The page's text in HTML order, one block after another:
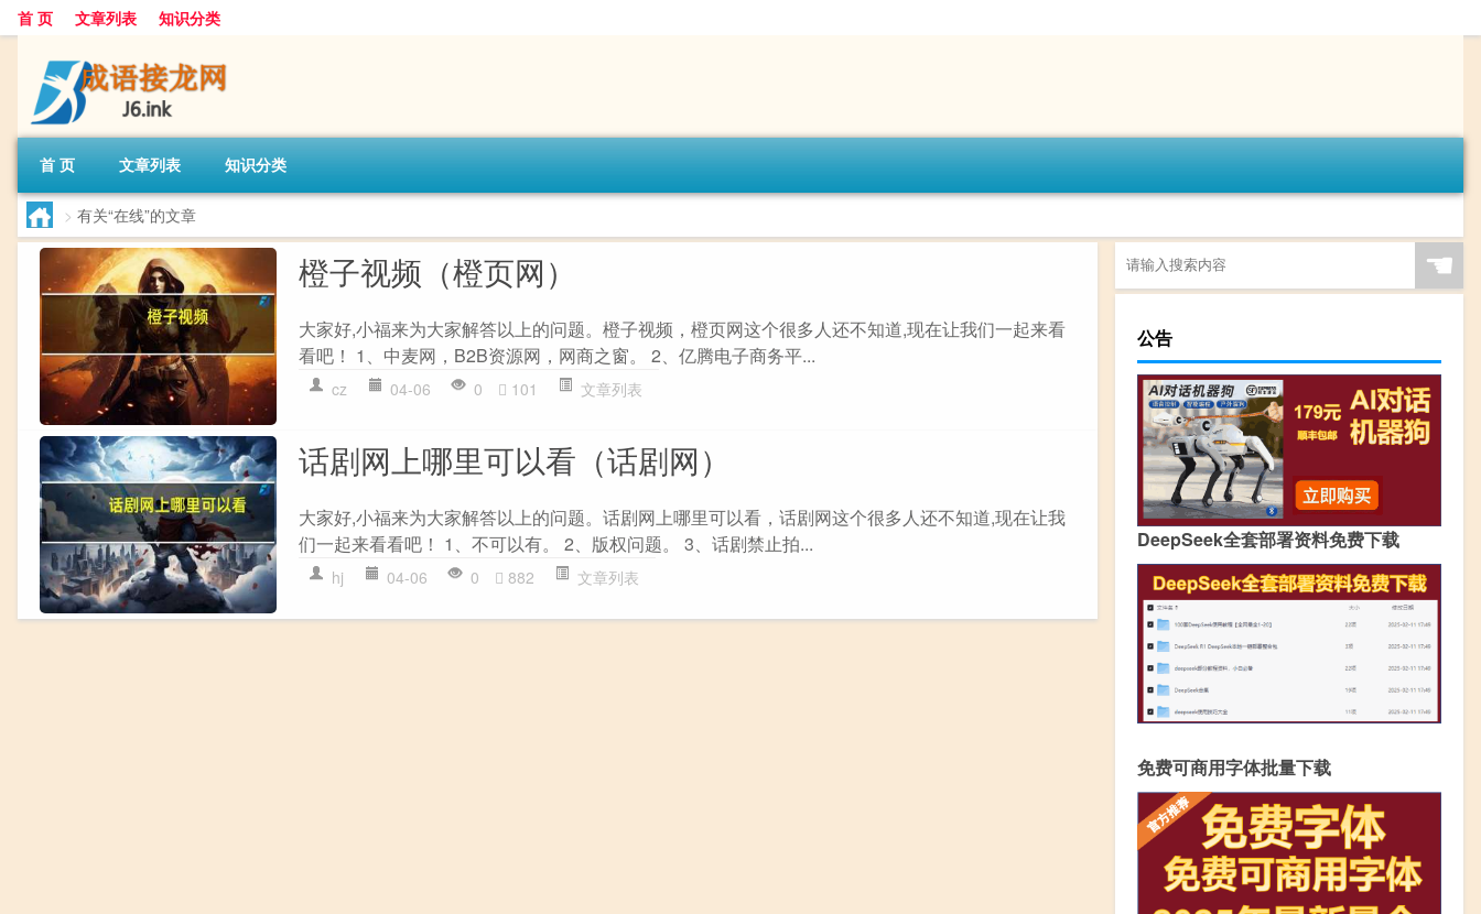
首 页 文章列表 知识分类
首 页 文章列表 知识分类
> 有关“在线”的文章
橙子视频（橙页网）
大家好,小福来为大家解答以上的问题。橙子视频，橙页网这个很多人还不知道,现在让我们一起来看
看吧！ 1、中麦网，B2B资源网，网商之窗。 2、亿腾电子商务平...
cz 04-06 0 101 文章列表
话剧网上哪里可以看（话剧网）
大家好,小福来为大家解答以上的问题。话剧网上哪里可以看，话剧网这个很多人还不知道,现在让我
们一起来看看吧！ 1、不可以有。 2、版权问题。 3、话剧禁止拍...
hj 04-06 0 882 文章列表
☚
公告
DeepSeek全套部署资料免费下载
免费可商用字体批量下载